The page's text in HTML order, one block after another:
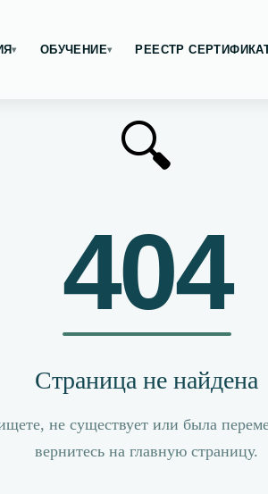
▾ ОБУЧЕНИЕ▾ РЕЕСТР
🔍
404
Страница не найдена
не существует или была
вернитесь на главную страницу.